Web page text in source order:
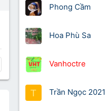
Phong Cầm
Hoa Phù Sa
Vanhoctre
T Trần Ngọc 2021